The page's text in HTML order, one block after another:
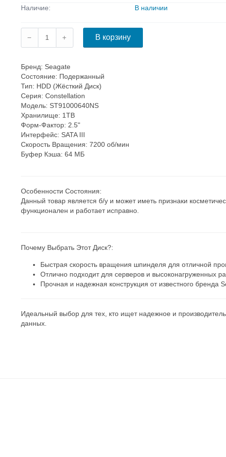
Наличие: В наличии
Бренд: Seagate
Состояние: Подержанный
Тип: HDD (Жёсткий Диск)
Серия: Constellation
Модель: ST91000640NS
Хранилище: 1TB
Форм-Фактор: 2.5"
Интерфейс: SATA III
Скорость Вращения: 7200 об/мин
Буфер Кэша: 64 МБ
Особенности Состояния:
Данный товар является б/у и может иметь признаки
функционален и работает исправно.
Почему Выбрать Этот Диск?:
Быстрая скорость вращения шпинделя для отличной
Отлично подходит для серверов и высоконагруженных
Прочная и надежная конструкция от известного бренда
Идеальный выбор для тех, кто ищет надежное и
данных.